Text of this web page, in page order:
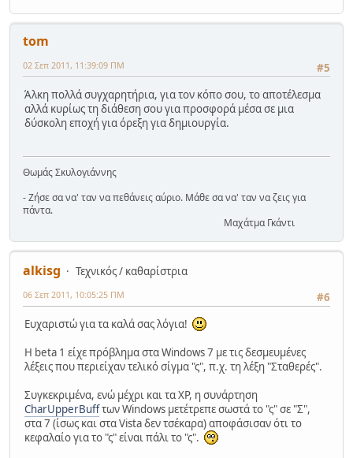
tom
#5
02 Σεπ 2011, 11:39:09 ΠΜ
Άλκη πολλά συγχαρητήρια, για τον κόπο σου, το αποτέλεσμα
αλλά κυρίως τη διάθεση σου για προσφορά μέσα σε μια
δύσκολη εποχή για όρεξη για δημιουργία.
Θωμάς Σκυλογιάννης
- Ζήσε σα να' ταν να πεθάνεις αύριο. Μάθε σα να' ταν να ζεις για
πάντα.
Μαχάτμα Γκάντι
alkisg
Τεχνικός / καθαρίστρια
#6
06 Σεπ 2011, 10:05:25 ΠΜ
Ευχαριστώ για τα καλά σας λόγια!
Η beta 1 είχε πρόβλημα στα Windows 7 με τις δεσμευμένες
λέξεις που περιείχαν τελικό σίγμα "ς", π.χ. τη λέξη "Σταθερές".
Συγκεκριμένα, ενώ μέχρι και τα XP, η συνάρτηση
CharUpperBuffτων Windows μετέτρεπε σωστά το "ς" σε "Σ",
στα 7 (ίσως και στα Vista δεν τσέκαρα) αποφάσισαν ότι το
κεφαλαίο για το "ς" είναι πάλι το "ς".